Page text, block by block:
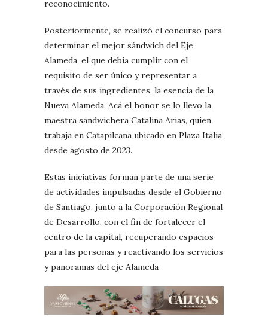
reconocimiento.
Posteriormente, se realizó el concurso para
determinar el mejor sándwich del Eje
Alameda, el que debía cumplir con el
requisito de ser único y representar a
través de sus ingredientes, la esencia de la
Nueva Alameda. Acá el honor se lo llevo la
maestra sandwichera Catalina Arias, quien
trabaja en Catapilcana ubicado en Plaza Italia
desde agosto de 2023.
Estas iniciativas forman parte de una serie
de actividades impulsadas desde el Gobierno
de Santiago, junto a la Corporación Regional
de Desarrollo, con el fin de fortalecer el
centro de la capital, recuperando espacios
para las personas y reactivando los servicios
y panoramas del eje Alameda